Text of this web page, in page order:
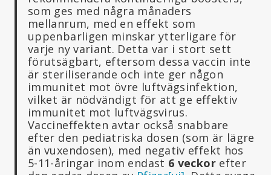
som ges med några månaders
mellanrum, med en effekt som
uppenbarligen minskar ytterligare för
varje ny variant. Detta var i stort sett
förutsägbart, eftersom dessa vaccin inte
är steriliserande och inte ger någon
immunitet mot övre luftvägsinfektion,
vilket är nödvändigt för att ge effektiv
immunitet mot luftvägsvirus.
Vaccineffekten avtar också snabbare
efter den pediatriska dosen (som är lägre
än vuxendosen), med negativ effekt hos
5-11-åringar inom endast 6 veckorefter